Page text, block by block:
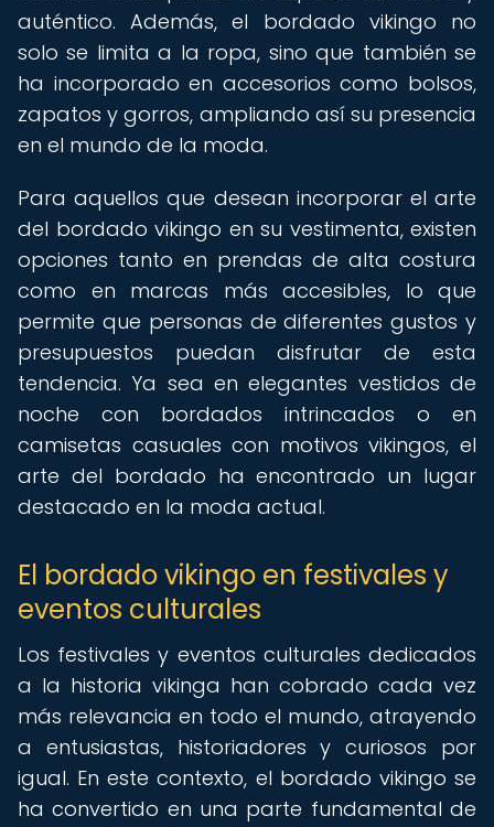
auténtico. Además, el bordado vikingo no
solo se limita a la ropa, sino que también se
ha incorporado en accesorios como bolsos,
zapatos y gorros, ampliando así su presencia
en el mundo de la moda.
Para aquellos que desean incorporar el arte
del bordado vikingo en su vestimenta, existen
opciones tanto en prendas de alta costura
como en marcas más accesibles, lo que
permite que personas de diferentes gustos y
presupuestos puedan disfrutar de esta
tendencia. Ya sea en elegantes vestidos de
noche con bordados intrincados o en
camisetas casuales con motivos vikingos, el
arte del bordado ha encontrado un lugar
destacado en la moda actual.
El bordado vikingo en festivales y
eventos culturales
Los festivales y eventos culturales dedicados
a la historia vikinga han cobrado cada vez
más relevancia en todo el mundo, atrayendo
a entusiastas, historiadores y curiosos por
igual. En este contexto, el bordado vikingo se
ha convertido en una parte fundamental de